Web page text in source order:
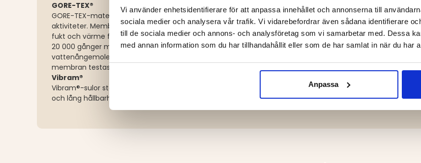
Vi använder enhetsidentifierare för att anpassa innehållet och annonserna till
sociala medier och analysera vår trafik. Vi vidarebefordrar även sådana identifierare
till de sociala medier och annons- och analysföretag som vi samarbetar med. Dessa
med annan information som du har tillhandahållit eller som de har samlat in när du har
Anpassa
GORE-TEX®
GORE-TEX-materialet ger maximal komfort och skydd vid alla typer av väder och
aktiviteter. Membranet är helt vattentätt och vindtätt, men släpper samtidigt ut
fukt och värme från foten. Detta är möjligt tack vare mikroskopiska porer som är
20 000 gånger mindre än en vattendroppe, men 700 gånger större än en
vattenångemolekyl – vilket håller fötterna torra men låter huden andas. Varje
membran testas i de tuffaste väderförhållandena.
Vibram®
Vibram®-sulor står för stötdämpning, slitstyrka, temperaturresistens, halkskydd
och lång hållbarhet – perfekt för tuffa och varierade underlag.